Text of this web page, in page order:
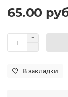
65.00
В закладки